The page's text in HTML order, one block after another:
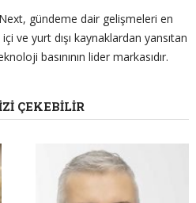
gündeme dair gelişmeleri en
ve yurt dışı kaynaklardan yansıtan
basınının lider markasıdır.
ÇEKEBILIR